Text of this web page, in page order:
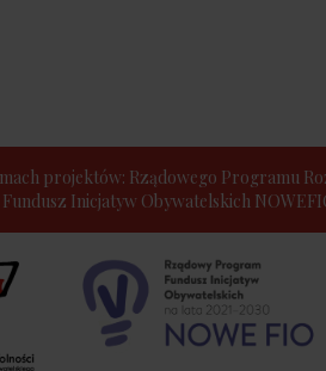
projektów: Rządowego Programu
Inicjatyw Obywatelskich